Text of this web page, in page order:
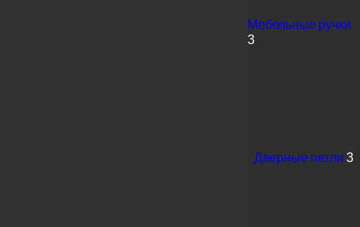
Мебельные ручки
3
Дверные петли 3